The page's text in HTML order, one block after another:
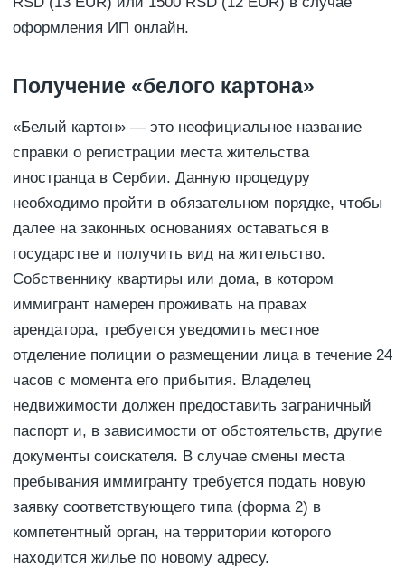
оформления ИП онлайн.
Получение «белого картона»
«Белый картон» — это неофициальное название
справки о регистрации места жительства
иностранца в Сербии. Данную процедуру
необходимо пройти в обязательном порядке, чтобы
далее на законных основаниях оставаться в
государстве и получить вид на жительство.
Собственнику квартиры или дома, в котором
иммигрант намерен проживать на правах
арендатора, требуется уведомить местное
отделение полиции о размещении лица в течение 24
часов с момента его прибытия. Владелец
недвижимости должен предоставить заграничный
паспорт и, в зависимости от обстоятельств, другие
документы соискателя. В случае смены места
пребывания иммигранту требуется подать новую
заявку соответствующего типа (форма 2) в
компетентный орган, на территории которого
находится жилье по новому адресу.